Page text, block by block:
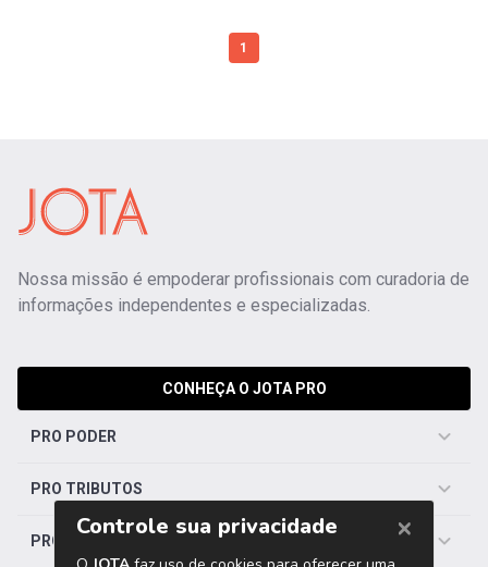
1
Nossa missão é empoderar profissionais com curadoria de
informações independentes e especializadas.
CONHEÇA O JOTA PRO
PRO PODER
PRO TRIBUTOS
PRO TRABALHISTA